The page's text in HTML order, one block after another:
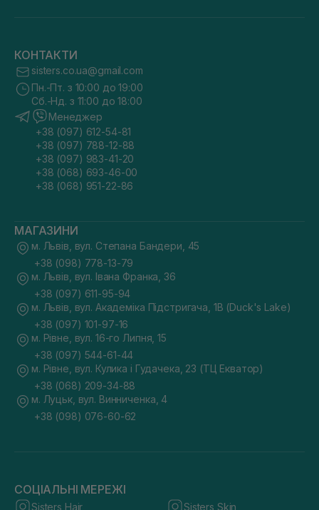
КОНТАКТИ
sisters.co.ua@gmail.com
Пн.-Пт. з 10:00 до 19:00
Сб.-Нд. з 11:00 до 18:00
Менеджер
+38 (097) 612-54-81
+38 (097) 788-12-88
+38 (097) 983-41-20
+38 (068) 693-46-00
+38 (068) 951-22-86
МАГАЗИНИ
м. Львів, вул. Степана Бандери, 45
+38 (098) 778-13-79
м. Львів, вул. Івана Франка, 36
+38 (097) 611-95-94
м. Львів, вул. Академіка Підстригача, 1В (Duck's Lake)
+38 (097) 101-97-16
м. Рівне, вул. 16-го Липня, 15
+38 (097) 544-61-44
м. Рівне, вул. Кулика і Гудачека, 23 (ТЦ Екватор)
+38 (068) 209-34-88
м. Луцьк, вул. Винниченка, 4
+38 (098) 076-60-62
СОЦІАЛЬНІ МЕРЕЖІ
Sisters Hair Sisters Skin